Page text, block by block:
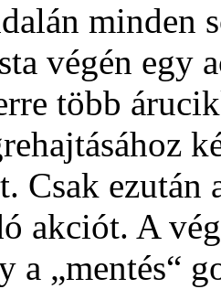
minden
végén egy
több
Csak ezután
akciót. A
a „mentés“